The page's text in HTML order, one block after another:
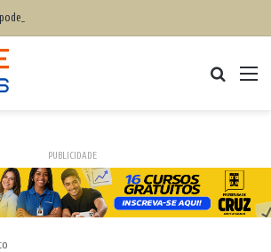
agravar desequilíbrio financeiro das famílias
PUBLICIDADE